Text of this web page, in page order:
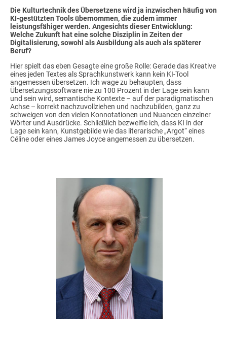
Die Kulturtechnik des Übersetzens wird ja inzwischen häufig von
KI-gestützten Tools übernommen, die zudem immer
leistungsfähiger werden. Angesichts dieser Entwicklung:
Welche Zukunft hat eine solche Disziplin in Zeiten der
Digitalisierung, sowohl als Ausbildung als auch als späterer
Beruf?
Hier spielt das eben Gesagte eine große Rolle: Gerade das Kreative
eines jeden Textes als Sprachkunstwerk kann kein KI-Tool
angemessen übersetzen. Ich wage zu behaupten, dass
Übersetzungssoftware nie zu 100 Prozent in der Lage sein kann
und sein wird, semantische Kontexte – auf der paradigmatischen
Achse – korrekt nachzuvollziehen und nachzubilden, ganz zu
schweigen von den vielen Konnotationen und Nuancen einzelner
Wörter und Ausdrücke. Schließlich bezweifle ich, dass KI in der
Lage sein kann, Kunstgebilde wie das literarische „Argot“ eines
Céline oder eines James Joyce angemessen zu übersetzen.